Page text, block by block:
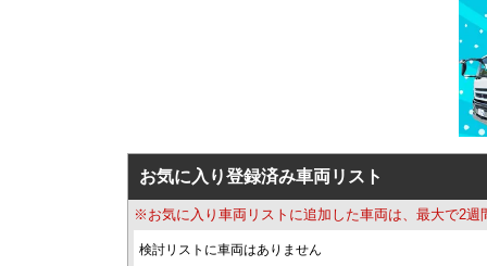
お気に入り登録済み車両リスト
※お気に入り車両リストに追加した車両は、最大で2週
検討リストに車両はありません